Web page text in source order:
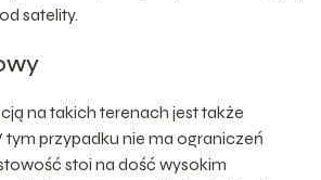
satelity.
na takich terenach jest także
tym przypadku nie ma ograniczeń
stoi na dość wysokim